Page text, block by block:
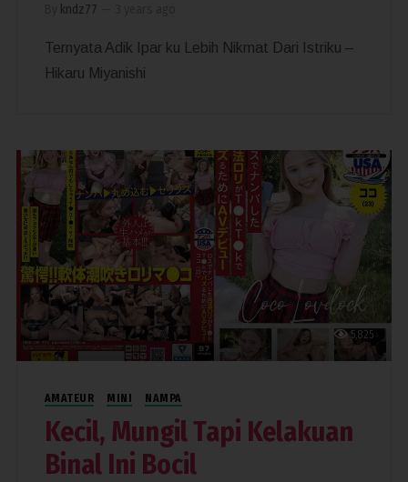
kndz77
Ternyata Adik Ipar ku Lebih Nikmat Dari Istriku –
Hikaru Miyanishi
5,825
AMATEUR MINI NAMPA
Kecil, Mungil Tapi Kelakuan
Binal Ini Bocil